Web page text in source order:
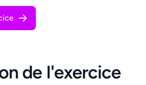
de l'exercice